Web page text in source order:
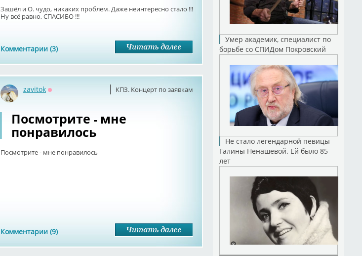
Зашёл и О. чудо, никаких проблем. Даже неинтересно стало !!!
Ну всё равно, СПАСИБО !!!
Комментарии (3)
КПЗ. Концерт по заявкам
zavitok
Посмотрите - мне
понравилось
Посмотрите - мне понравилось
Комментарии (9)
Умер академик, специалист по
борьбе со СПИДом Покровский
Не стало легендарной певицы
Галины Ненашевой. Ей было 85
лет